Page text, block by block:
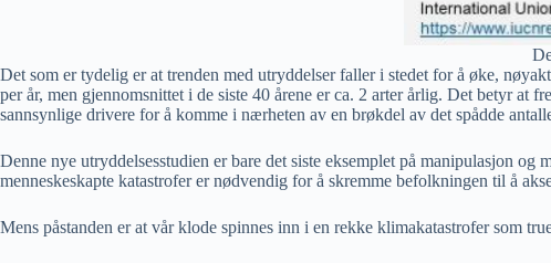
Det som er tydelig er at trenden med utryddelser faller i stedet for å øke,
per år, men gjennomsnittet i de siste 40 årene er ca. 2 arter årlig. Det betyr
sannsynlige drivere for å komme i nærheten av en brøkdel av det spådde
Denne nye utryddelsesstudien er bare det siste eksemplet på manipulasjon
menneskeskapte katastrofer er nødvendig for å skremme befolkningen til å
Mens påstanden er at vår klode spinnes inn i en rekke klimakatastrofer som